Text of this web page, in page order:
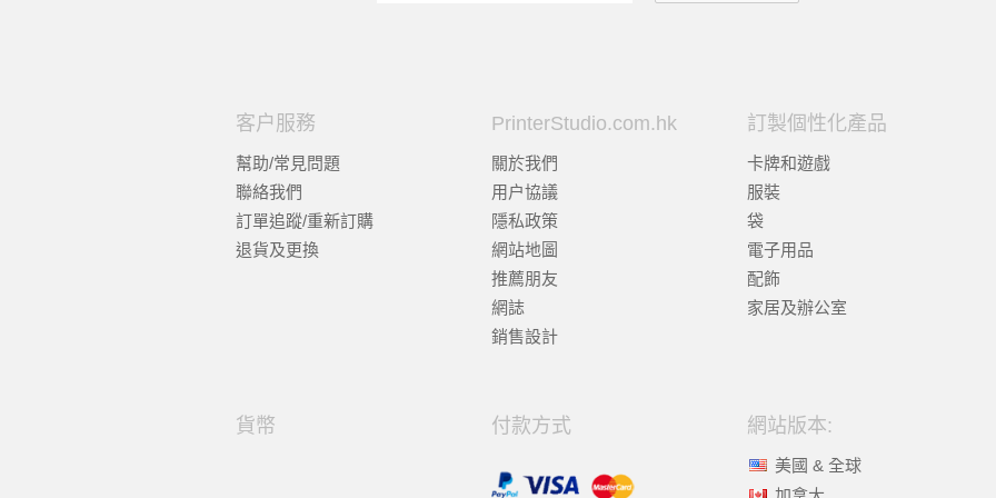
客户服務
幫助/常見問題
聯絡我們
訂單追蹤/重新訂購
退貨及更換
PrinterStudio.com.hk
關於我們
用户協議
隱私政策
網站地圖
推薦朋友
網誌
銷售設計
訂製個性化產品
卡牌和遊戲
服裝
袋
電子用品
配飾
家居及辦公室
貨幣 付款方式 網站版本:
美國 & 全球